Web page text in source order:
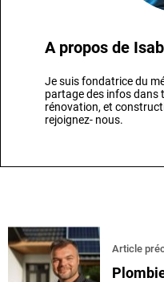
A propos de
Je suis fondatrice du
partage des infos dans
rénovation, et
rejoignez- nous.
Article